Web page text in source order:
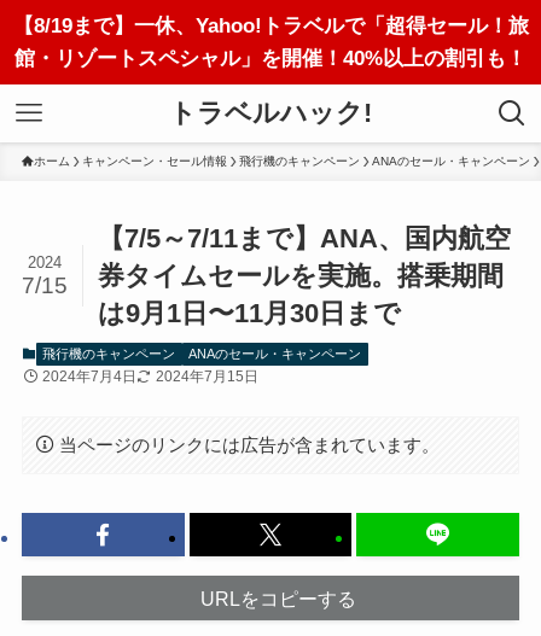
【8/19まで】一休、Yahoo!トラベルで「超得セール！旅
館・リゾートスペシャル」を開催！40%以上の割引も！
トラベルハック!
ホーム キャンペーン・セール情報 飛行機のキャンペーン ANAのセール・キャンペーン
【7/5～7/11まで】ANA、国内航空
券タイムセールを実施。搭乗期間
は9月1日〜11月30日まで
2024
7/15
飛行機のキャンペーン ANAのセール・キャンペーン
2024年7月4日 2024年7月15日
当ページのリンクには広告が含まれています。
URLをコピーする